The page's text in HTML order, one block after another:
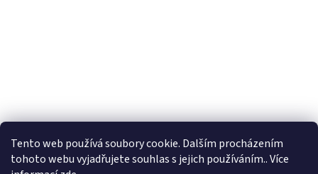
Tento web používá soubory cookie. Dalším procházením
tohoto webu vyjadřujete souhlas s jejich používáním.. Více